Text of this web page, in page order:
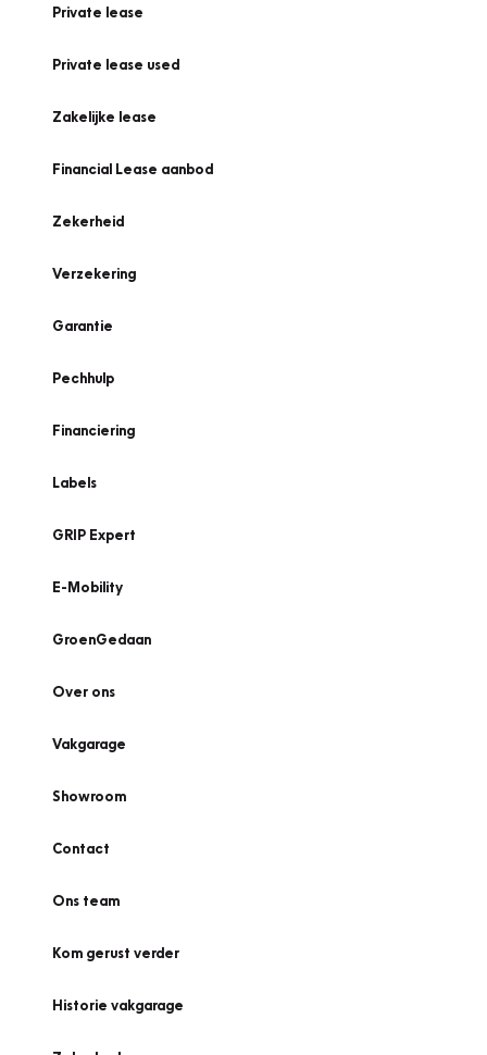
Private lease
Private lease used
Zakelijke lease
Financial Lease aanbod
Zekerheid
Verzekering
Garantie
Pechhulp
Financiering
Labels
GRIP Expert
E-Mobility
GroenGedaan
Over ons
Vakgarage
Showroom
Contact
Ons team
Kom gerust verder
Historie vakgarage